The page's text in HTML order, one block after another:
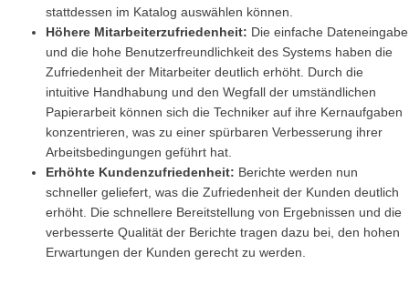
stattdessen im Katalog auswählen können.
Höhere Mitarbeiterzufriedenheit: Die einfache Dateneingabe
und die hohe Benutzerfreundlichkeit des Systems haben die
Zufriedenheit der Mitarbeiter deutlich erhöht. Durch die
intuitive Handhabung und den Wegfall der umständlichen
Papierarbeit können sich die Techniker auf ihre Kernaufgaben
konzentrieren, was zu einer spürbaren Verbesserung ihrer
Arbeitsbedingungen geführt hat.
Erhöhte Kundenzufriedenheit: Berichte werden nun
schneller geliefert, was die Zufriedenheit der Kunden deutlich
erhöht. Die schnellere Bereitstellung von Ergebnissen und die
verbesserte Qualität der Berichte tragen dazu bei, den hohen
Erwartungen der Kunden gerecht zu werden.